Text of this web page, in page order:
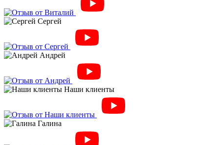
Сергей
Андрей
Наши клиенты
Галина